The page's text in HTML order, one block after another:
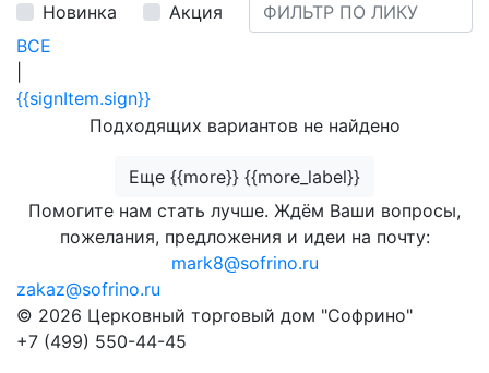
Новинка
Акция
ВСЕ
{{signItem.sign}}
Подходящих вариантов не найдено
Еще {{more}} {{more_label}}
Помогите нам стать лучше. Ждём Ваши вопросы,
пожелания, предложения и идеи на почту:
mark8@sofrino.ru
zakaz@sofrino.ru
© 2026 Церковный торговый дом "Софрино"
+7 (499) 550-44-45